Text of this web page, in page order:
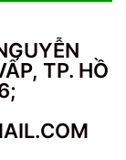
TP. HỒ